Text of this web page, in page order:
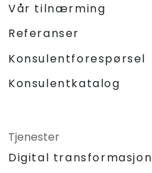
Vår tilnærming
Referanser
Konsulentforespørsel
Konsulentkatalog
Tjenester
Digital transformasjon